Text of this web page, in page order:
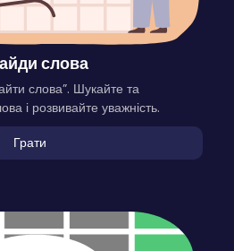
слова
слова”. Шукайте та
і розвивайте уважність.
Грати